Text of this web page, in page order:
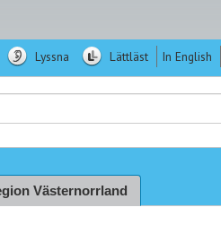
Lyssna Lättläst In English
Västernorrland